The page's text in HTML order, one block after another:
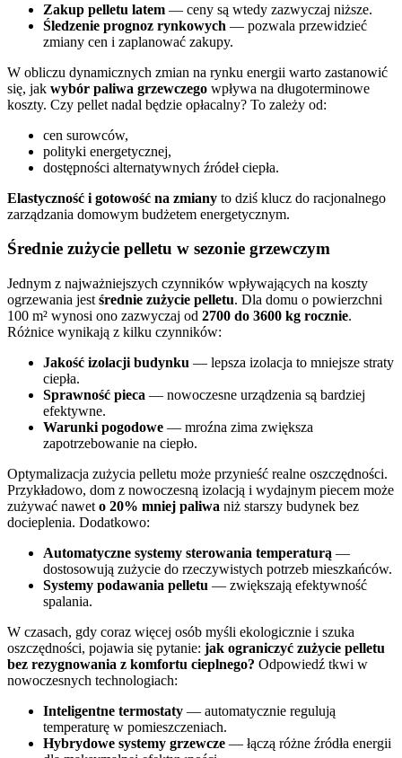
Zakup pelletu latem — ceny są wtedy zazwyczaj niższe.
Śledzenie prognoz rynkowych — pozwala przewidzieć
zmiany cen i zaplanować zakupy.
W obliczu dynamicznych zmian na rynku energii warto zastanowić
się, jak wybór paliwa grzewczego wpływa na długoterminowe
koszty. Czy pellet nadal będzie opłacalny? To zależy od:
cen surowców,
polityki energetycznej,
dostępności alternatywnych źródeł ciepła.
Elastyczność i gotowość na zmiany to dziś klucz do racjonalnego
zarządzania domowym budżetem energetycznym.
Średnie zużycie pelletu w sezonie grzewczym
Jednym z najważniejszych czynników wpływających na koszty
ogrzewania jest średnie zużycie pelletu. Dla domu o powierzchni
100 m² wynosi ono zazwyczaj od 2700 do 3600 kg rocznie.
Różnice wynikają z kilku czynników:
Jakość izolacji budynku — lepsza izolacja to mniejsze straty
ciepła.
Sprawność pieca — nowoczesne urządzenia są bardziej
efektywne.
Warunki pogodowe — mroźna zima zwiększa
zapotrzebowanie na ciepło.
Optymalizacja zużycia pelletu może przynieść realne oszczędności.
Przykładowo, dom z nowoczesną izolacją i wydajnym piecem może
zużywać nawet o 20% mniej paliwa niż starszy budynek bez
docieplenia. Dodatkowo:
Automatyczne systemy sterowania temperaturą —
dostosowują zużycie do rzeczywistych potrzeb mieszkańców.
Systemy podawania pelletu — zwiększają efektywność
spalania.
W czasach, gdy coraz więcej osób myśli ekologicznie i szuka
oszczędności, pojawia się pytanie: jak ograniczyć zużycie pelletu
bez rezygnowania z komfortu cieplnego? Odpowiedź tkwi w
nowoczesnych technologiach:
Inteligentne termostaty — automatycznie regulują
temperaturę w pomieszczeniach.
Hybrydowe systemy grzewcze — łączą różne źródła energii